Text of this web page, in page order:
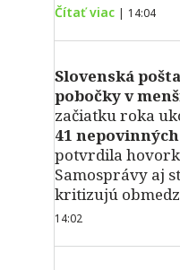
Čítať viac | 14:04
Slovenská
pobočky v
začiatku roka
41
potvrdila
Samosprávy aj
kritizujú
14:02